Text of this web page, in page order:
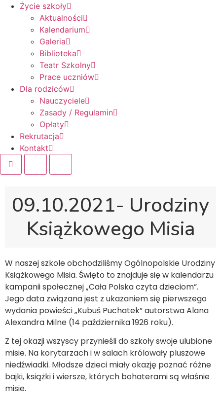
Życie szkoły
Aktualności
Kalendarium
Galeria
Biblioteka
Teatr Szkolny
Prace uczniów
Dla rodziców
Nauczyciele
Zasady / Regulamin
Opłaty
Rekrutacja
Kontakt
09.10.2021- Urodziny
Książkowego Misia
W naszej szkole obchodziliśmy Ogólnopolskie Urodziny
Książkowego Misia. Święto to znajduje się w kalendarzu
kampanii społecznej „Cała Polska czyta dzieciom”.
Jego data związana jest z ukazaniem się pierwszego
wydania powieści „Kubuś Puchatek” autorstwa Alana
Alexandra Milne (14 października 1926 roku).
Z tej okazji wszyscy przynieśli do szkoły swoje ulubione
misie. Na korytarzach i w salach królowały pluszowe
niedźwiadki. Młodsze dzieci miały okazję poznać różne
bajki, książki i wiersze, których bohaterami są właśnie
misie.